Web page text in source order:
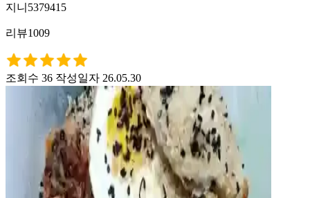
지니5379415
리뷰1009
조회수 36 작성일자 26.05.30